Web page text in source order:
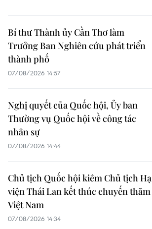
Bí thư Thành ủy Cần Thơ làm
Trưởng Ban Nghiên cứu phát triển
thành phố
07/08/2026 14:57
Nghị quyết của Quốc hội, Ủy ban
Thường vụ Quốc hội về công tác
nhân sự
07/08/2026 14:44
Chủ tịch Quốc hội kiêm Chủ tịch Hạ
viện Thái Lan kết thúc chuyến thăm
Việt Nam
07/08/2026 14:34